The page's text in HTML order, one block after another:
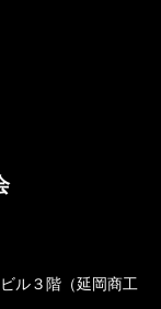
ル３階（延岡商工